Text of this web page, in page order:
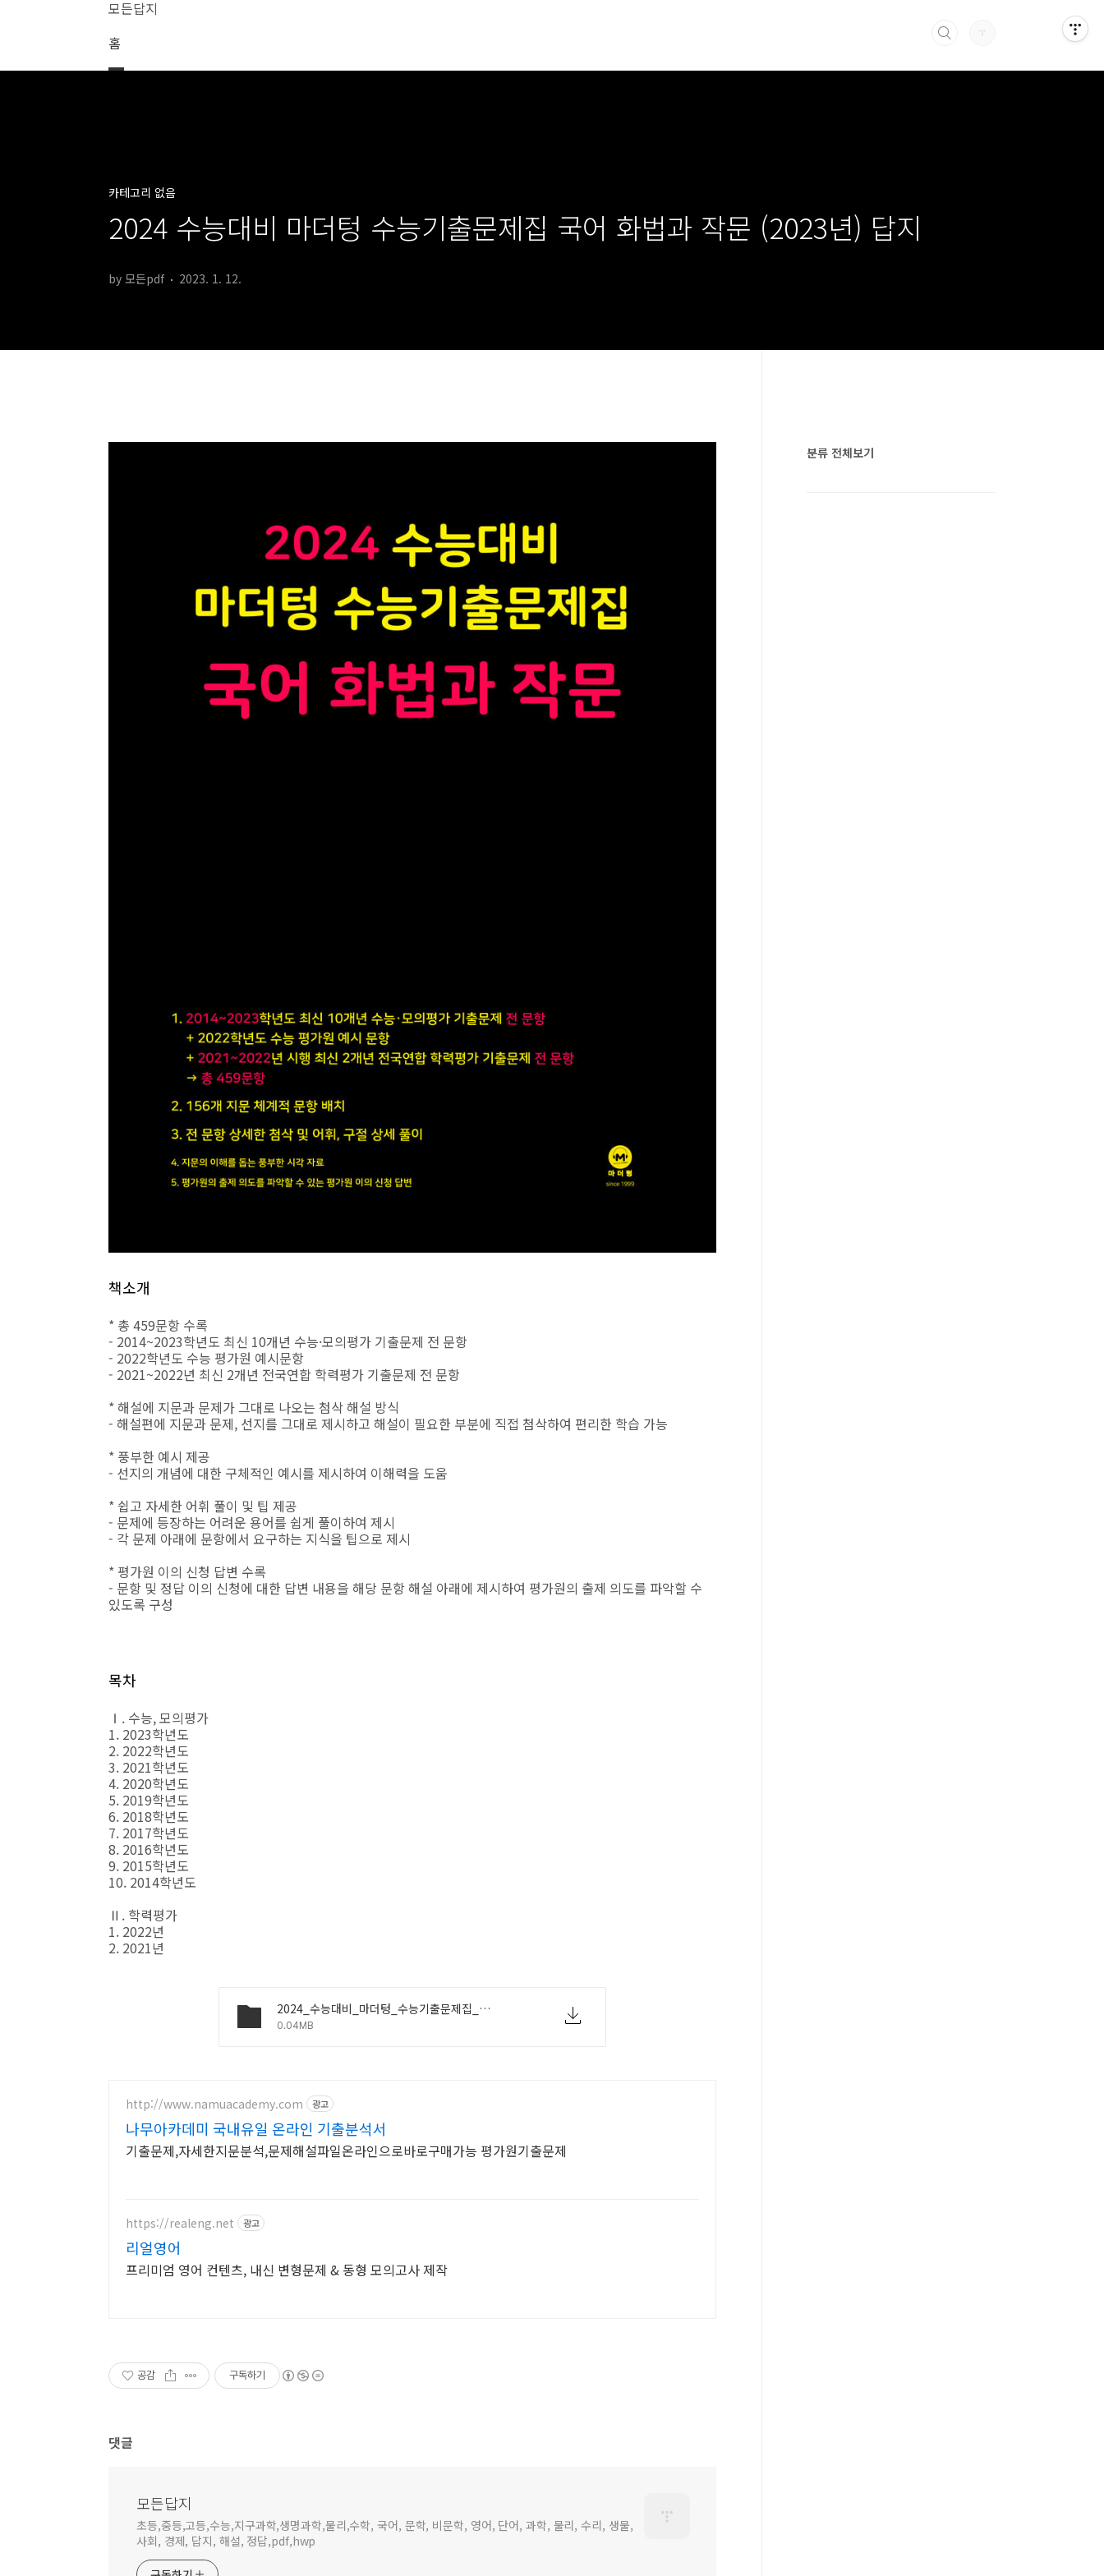
모든답지
홈
카테고리 없음
2024 수능대비 마더텅 수능기출문제집 국어 화법과 작문 (2023년) 답지
by 모든pdf 2023. 1. 12.
책소개
* 총 459문항 수록
- 2014~2023학년도 최신 10개년 수능·모의평가 기출문제 전 문항
- 2022학년도 수능 평가원 예시문항
- 2021~2022년 최신 2개년 전국연합 학력평가 기출문제 전 문항
* 해설에 지문과 문제가 그대로 나오는 첨삭 해설 방식
- 해설편에 지문과 문제, 선지를 그대로 제시하고 해설이 필요한 부분에 직접 첨삭하여 편리한 학습 가능
* 풍부한 예시 제공
- 선지의 개념에 대한 구체적인 예시를 제시하여 이해력을 도움
* 쉽고 자세한 어휘 풀이 및 팁 제공
- 문제에 등장하는 어려운 용어를 쉽게 풀이하여 제시
- 각 문제 아래에 문항에서 요구하는 지식을 팁으로 제시
* 평가원 이의 신청 답변 수록
- 문항 및 정답 이의 신청에 대한 답변 내용을 해당 문항 해설 아래에 제시하여 평가원의 출제 의도를 파악할 수
있도록 구성
목차
Ⅰ. 수능, 모의평가
1. 2023학년도
2. 2022학년도
3. 2021학년도
4. 2020학년도
5. 2019학년도
6. 2018학년도
7. 2017학년도
8. 2016학년도
9. 2015학년도
10. 2014학년도
Ⅱ. 학력평가
1. 2022년
2. 2021년
2024_수능대비_마더텅_수능기출문제집_국어_화법과_작문_정답표.pdf
0.04MB
http://www.namuacademy.com 광고
나무아카데미 국내유일 온라인 기출분석서
기출문제,자세한지문분석,문제해설파일온라인으로바로구매가능 평가원기출문제
https://realeng.net 광고
리얼영어
프리미엄 영어 컨텐츠, 내신 변형문제 & 동형 모의고사 제작
공감 구독하기
댓글
모든답지
초등,중등,고등,수능,지구과학,생명과학,물리,수학, 국어, 문학, 비문학, 영어, 단어, 과학, 물리, 수리, 생물,
사회, 경제, 답지, 해설, 정답,pdf,hwp
분류 전체보기